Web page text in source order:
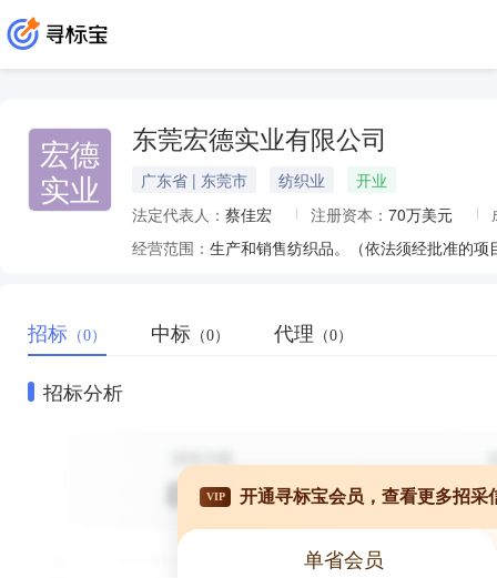
宏德
实业
东莞宏德实业有限公司
广东省 | 东莞市 纺织业
开业
法定代表人： 蔡佳宏 注册资本： 70万美元
经营范围： 生产和销售纺织品。（依法须经批准的
招标 （0） 中标 （0） 代理 （0）
招标分析
VIP 开通寻标宝会员，查看更多招采
单省会员